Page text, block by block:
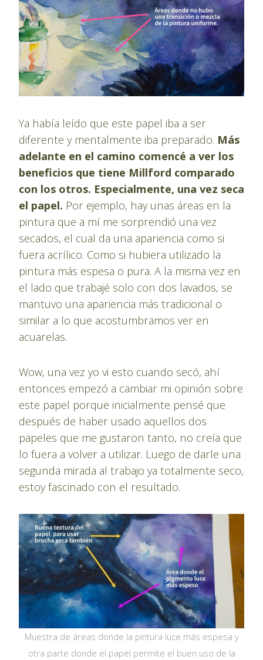
Ya había leído que este papel iba a ser
diferente y mentalmente iba preparado. Más
adelante en el camino comencé a ver los
beneficios que tiene Millford comparado
con los otros. Especialmente, una vez seca
el papel. Por ejemplo, hay unas áreas en la
pintura que a mí me sorprendió una vez
secados, el cual da una apariencia como si
fuera acrílico. Como si hubiera utilizado la
pintura más espesa o pura. A la misma vez en
el lado que trabajé solo con dos lavados, se
mantuvo una apariencia más tradicional o
similar a lo que acostumbramos ver en
acuarelas.
Wow, una vez yo vi esto cuando secó, ahí
entonces empezó a cambiar mi opinión sobre
este papel porque inicialmente pensé que
después de haber usado aquellos dos
papeles que me gustaron tanto, no creía que
lo fuera a volver a utilizar. Luego de darle una
segunda mirada al trabajo ya totalmente seco,
estoy fascinado con el resultado.
Muestra de áreas donde la pintura luce más espesa y
otra parte donde el papel permite el buen uso de la